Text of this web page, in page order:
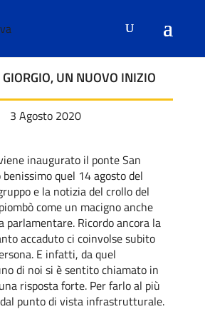
UN NUOVO INIZIO
3 Agosto 2020
inaugurato il ponte San
benissimo quel 14 agosto del
e la notizia del crollo del
come un macigno anche
parlamentare. Ricordo ancora la
accaduto ci coinvolse subito
E infatti, da quel
di noi si è sentito chiamato in
risposta forte. Per farlo al più
punto di vista infrastrutturale.